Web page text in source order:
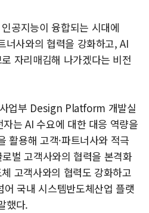
공지능이 융합되는 시대에
너사와의 협력을 강화하고, AI
자리매김해 나가겠다는 비전
업부 Design Platform 개발실
는 AI 수요에 대한 대응 역량을
활용해 고객·파트너사와 적극
벌 고객사와의 협력을 본격화
고객사와의 협력도 강화하고
국내 시스템반도체산업 플랫
했다.